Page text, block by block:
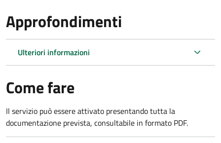
Approfondimenti
Ulteriori informazioni
Come fare
Il servizio può essere attivato presentando tutta la
documentazione prevista, consultabile in formato PDF.